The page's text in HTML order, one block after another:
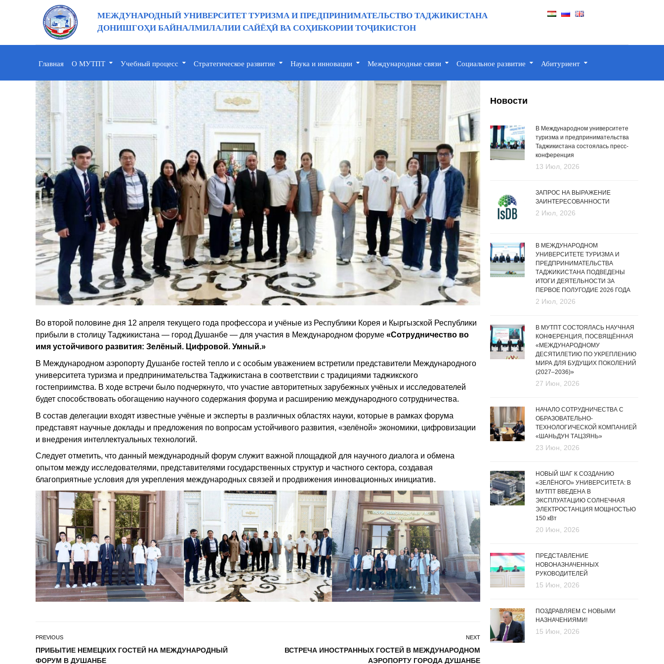
МЕЖДУНАРОДНЫЙ УНИВЕРСИТЕТ ТУРИЗМА И ПРЕДПРИНИМАТЕЛЬСТВО ТАДЖИКИСТАНА
ДОНИШГОҲИ БАЙНАЛМИЛАЛИИ САЙЁҲӢ ВА СОҲИБКОРИИ ТОҶИКИСТОН
Главная О МУТПТ Учебный процесс Стратегическое развитие Наука и инновации Международные связи Социальное развитие Абитуриент
Во второй половине дня 12 апреля текущего года профессора и учёные из Республики Корея и Кыргызской Республики
прибыли в столицу Таджикистана — город Душанбе — для участия в Международном форуме «Сотрудничество во
имя устойчивого развития: Зелёный. Цифровой. Умный.»
В Международном аэропорту Душанбе гостей тепло и с особым уважением встретили представители Международного
университета туризма и предпринимательства Таджикистана в соответствии с традициями таджикского
гостеприимства. В ходе встречи было подчеркнуто, что участие авторитетных зарубежных учёных и исследователей
будет способствовать обогащению научного содержания форума и расширению международного сотрудничества.
В состав делегации входят известные учёные и эксперты в различных областях науки, которые в рамках форума
представят научные доклады и предложения по вопросам устойчивого развития, «зелёной» экономики, цифровизации
и внедрения интеллектуальных технологий.
Следует отметить, что данный международный форум служит важной площадкой для научного диалога и обмена
опытом между исследователями, представителями государственных структур и частного сектора, создавая
благоприятные условия для укрепления международных связей и продвижения инновационных инициатив.
PREVIOUS
ПРИБЫТИЕ НЕМЕЦКИХ ГОСТЕЙ НА МЕЖДУНАРОДНЫЙ
ФОРУМ В ДУШАНБЕ
NEXT
ВСТРЕЧА ИНОСТРАННЫХ ГОСТЕЙ В МЕЖДУНАРОДНОМ
АЭРОПОРТУ ГОРОДА ДУШАНБЕ
Новости
В Международном университете
туризма и предпринимательства
Таджикистана состоялась пресс-
конференция
13 Июл, 2026
ЗАПРОС НА ВЫРАЖЕНИЕ
ЗАИНТЕРЕСОВАННОСТИ
2 Июл, 2026
В МЕЖДУНАРОДНОМ
УНИВЕРСИТЕТЕ ТУРИЗМА И
ПРЕДПРИНИМАТЕЛЬСТВА
ТАДЖИКИСТАНА ПОДВЕДЕНЫ
ИТОГИ ДЕЯТЕЛЬНОСТИ ЗА
ПЕРВОЕ ПОЛУГОДИЕ 2026 ГОДА
2 Июл, 2026
В МУТПТ СОСТОЯЛАСЬ НАУЧНАЯ
КОНФЕРЕНЦИЯ, ПОСВЯЩЁННАЯ
«МЕЖДУНАРОДНОМУ
ДЕСЯТИЛЕТИЮ ПО УКРЕПЛЕНИЮ
МИРА ДЛЯ БУДУЩИХ ПОКОЛЕНИЙ
(2027–2036)»
27 Июн, 2026
НАЧАЛО СОТРУДНИЧЕСТВА С
ОБРАЗОВАТЕЛЬНО-
ТЕХНОЛОГИЧЕСКОЙ КОМПАНИЕЙ
«ШАНЬДУН ТАЦЗЯНЬ»
23 Июн, 2026
НОВЫЙ ШАГ К СОЗДАНИЮ
«ЗЕЛЁНОГО» УНИВЕРСИТЕТА: В
МУТПТ ВВЕДЕНА В
ЭКСПЛУАТАЦИЮ СОЛНЕЧНАЯ
ЭЛЕКТРОСТАНЦИЯ МОЩНОСТЬЮ
150 кВт
20 Июн, 2026
ПРЕДСТАВЛЕНИЕ
НОВОНАЗНАЧЕННЫХ
РУКОВОДИТЕЛЕЙ
15 Июн, 2026
ПОЗДРАВЛЯЕМ С НОВЫМИ
НАЗНАЧЕНИЯМИ!
15 Июн, 2026